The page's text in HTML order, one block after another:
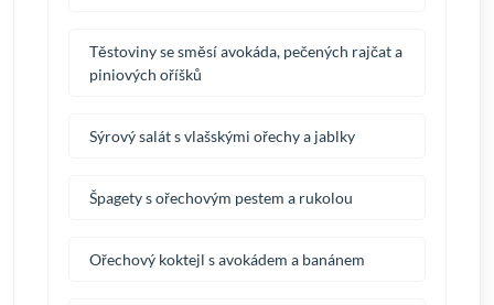
Těstoviny se směsí avokáda, pečených rajčat a
piniových oříšků
Sýrový salát s vlašskými ořechy a jablky
Špagety s ořechovým pestem a rukolou
Ořechový koktejl s avokádem a banánem